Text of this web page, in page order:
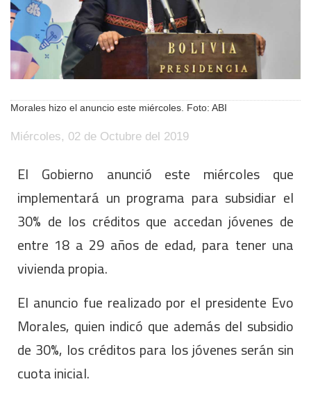
Morales hizo el anuncio este miércoles. Foto: ABI
Miércoles, 02 de Octubre del 2019
El Gobierno anunció este miércoles que
implementará un programa para subsidiar el
30% de los créditos que accedan jóvenes de
entre 18 a 29 años de edad, para tener una
vivienda propia.
El anuncio fue realizado por el presidente Evo
Morales, quien indicó que además del subsidio
de 30%, los créditos para los jóvenes serán sin
cuota inicial.